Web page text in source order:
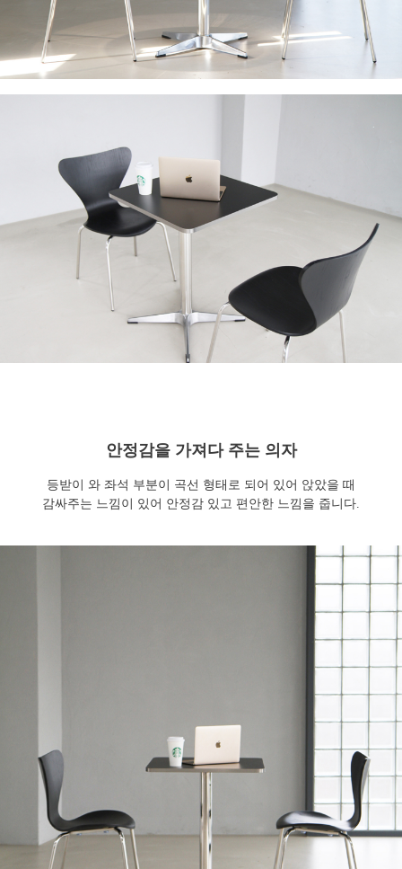
안정감을 가져다 주는 의자
등받이 와 좌석 부분이 곡선 형태로 되어 있어 앉았을 때
감싸주는 느낌이 있어 안정감 있고 편안한 느낌을 줍니다.